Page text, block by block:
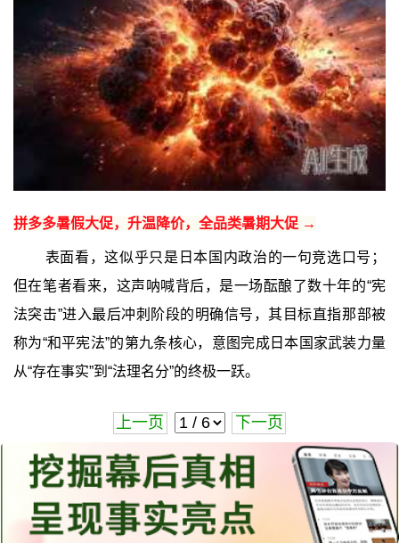
拼多多暑假大促，升温降价，全品类暑期大促 →
表面看，这似乎只是日本国内政治的一句竞选口号；
但在笔者看来，这声呐喊背后，是一场酝酿了数十年的“宪
法突击”进入最后冲刺阶段的明确信号，其目标直指那部被
称为“和平宪法”的第九条核心，意图完成日本国家武装力量
从“存在事实”到“法理名分”的终极一跃。
上一页 下一页